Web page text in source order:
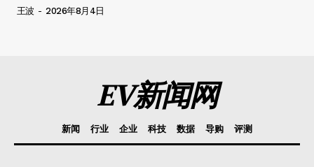
王波 - 2026年8月4日
EV新闻网
新闻 行业 企业 科技 数据 导购 评测